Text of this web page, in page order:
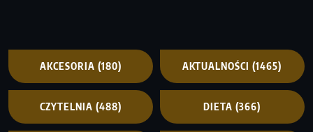
AKCESORIA (180) AKTUALNOŚCI (1465)
CZYTELNIA (488) DIETA (366)